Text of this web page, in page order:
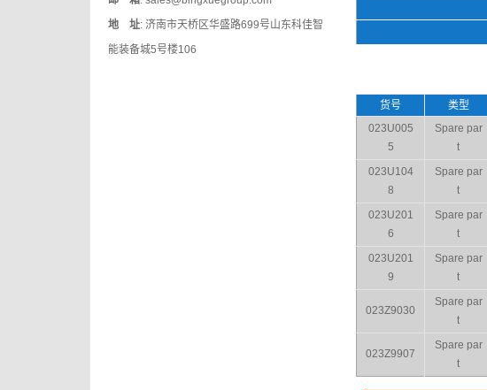
货号 类型
023U005
5
Spare par
t
023U104
8
Spare par
t
023U201
6
Spare par
t
023U201
9
Spare par
t
023Z9030
Spare par
t
023Z9907
Spare par
t
地 址: 济南市天桥区华盛路699号山东科佳智
能装备城5号楼106